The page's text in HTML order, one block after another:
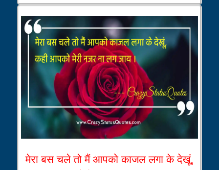
मेरा बस चले तो मैं आपको काजल लगा के देखूं,